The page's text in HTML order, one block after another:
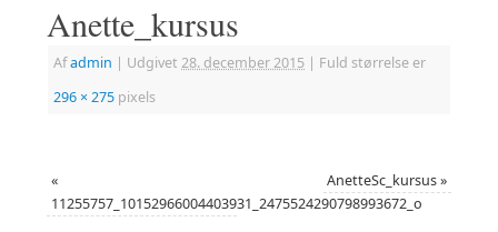
Anette_kursus
Afadmin | Udgivet 28. december 2015 | Fuld størrelse er
296 × 275 pixels
«
11255757_10152966004403931_2475524290798993672_o
AnetteSc_kursus»